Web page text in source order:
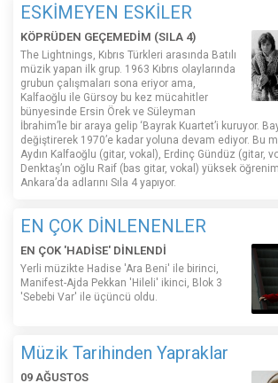
ESKİMEYEN ESKİLER
KÖPRÜDEN GEÇEMEDİM (SILA 4)
The Lightnings, Kıbrıs Türkleri arasında Batılı
müzik yapan ilk grup. 1963 Kıbrıs olaylarında
grubun çalışmaları sona eriyor ama,
Kalfaoğlu ile Gürsoy bu kez mücahitler
bünyesinde Ersin Örek ve Süleyman
İbrahim’le bir araya gelip ‘Bayrak Kuartet’i kuruyor.
değiştirerek 1970’e kadar yoluna devam ediyor. Bu
Aydın Kalfaoğlu (gitar, vokal), Erdinç Gündüz (gitar,
Denktaş’ın oğlu Raif (bas gitar, vokal) yüksek
Ankara’da adlarını Sıla 4 yapıyor.
EN ÇOK DİNLENENLER
EN ÇOK 'HADİSE' DİNLENDİ
Yerli müzikte Hadise 'Ara Beni' ile birinci,
Manifest-Ajda Pekkan 'Hileli' ikinci, Blok 3
'Sebebi Var' ile üçüncü oldu.
Müzik Tarihinden Yapraklar
09 AĞUSTOS